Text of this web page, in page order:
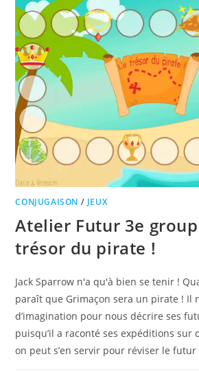
CONJUGAISON / JEUX
Atelier Futur 3e
trésor du pirate !
Jack Sparrow n'a qu'à bien se tenir !
paraît que Grimaçon sera un pirate ! Il
d’imagination pour nous décrire ses
puisqu’il a raconté ses expéditions sur
on peut s’en servir pour réviser le